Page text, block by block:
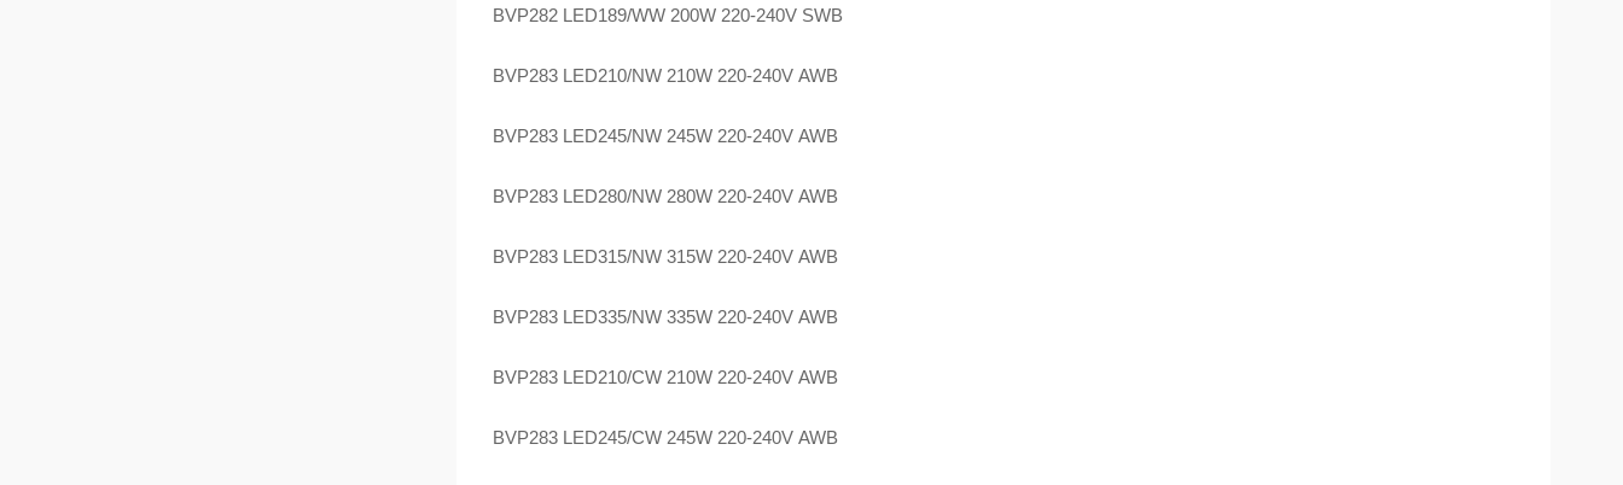
BVP282 LED189/WW 200W 220-240V SWB
BVP283 LED210/NW 210W 220-240V AWB
BVP283 LED245/NW 245W 220-240V AWB
BVP283 LED280/NW 280W 220-240V AWB
BVP283 LED315/NW 315W 220-240V AWB
BVP283 LED335/NW 335W 220-240V AWB
BVP283 LED210/CW 210W 220-240V AWB
BVP283 LED245/CW 245W 220-240V AWB